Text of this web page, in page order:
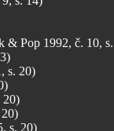
& Pop 1992, č. 10,
s. 20)
20)
s. 20)